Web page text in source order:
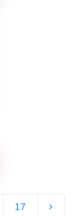
17